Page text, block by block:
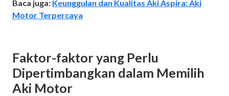
Baca juga: Keunggulan dan Kualitas Aki Aspira: Aki
Motor Terpercaya
Faktor-faktor yang Perlu
Dipertimbangkan dalam Memilih
Aki Motor